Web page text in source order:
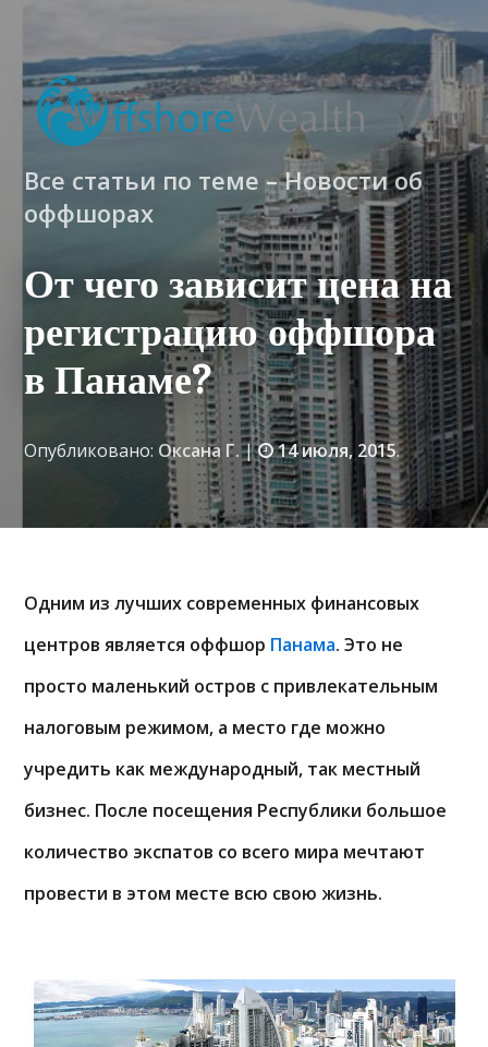
Все статьи по теме – Новости об
оффшорах
От чего зависит цена на
регистрацию оффшора
в Панаме?
Опубликовано: Оксана Г.| 14 июля, 2015.
Одним из лучших современных финансовых
центров является оффшор Панама. Это не
просто маленький остров с привлекательным
налоговым режимом, а место где можно
учредить как международный, так местный
бизнес. После посещения Республики большое
количество экспатов со всего мира мечтают
провести в этом месте всю свою жизнь.